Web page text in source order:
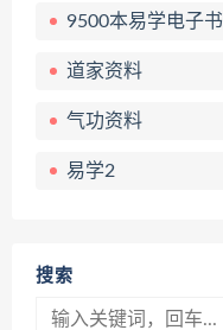
9500本易学电子书
道家资料
气功资料
易学2
搜索